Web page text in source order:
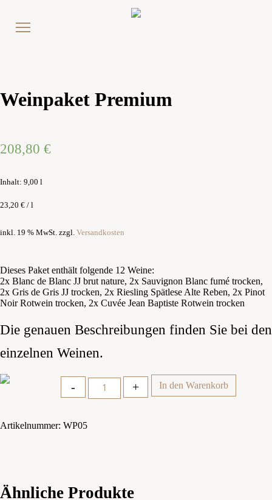
Weinpaket Premium
208,80 €
Inhalt: 9,00 l
23,20 € / l
inkl. 19 % MwSt. zzgl. Versandkosten
Dieses Paket enthält folgende 12 Weine:
2x Blanc de Blanc JJ brut nature, 2x Sauvignon Blanc fumé trocken,
2x Gris de Gris JJ trocken, 2x Riesling Spätlese Alte Reben, 2x Pinot
Noir Rotwein trocken, 2x Cuvée Jean Baptiste Rotwein trocken
Die genauen Beschreibungen finden Sie bei den
einzelnen Weinen.
Quantity
- + In den Warenkorb
Artikelnummer: WP05
Ähnliche Produkte